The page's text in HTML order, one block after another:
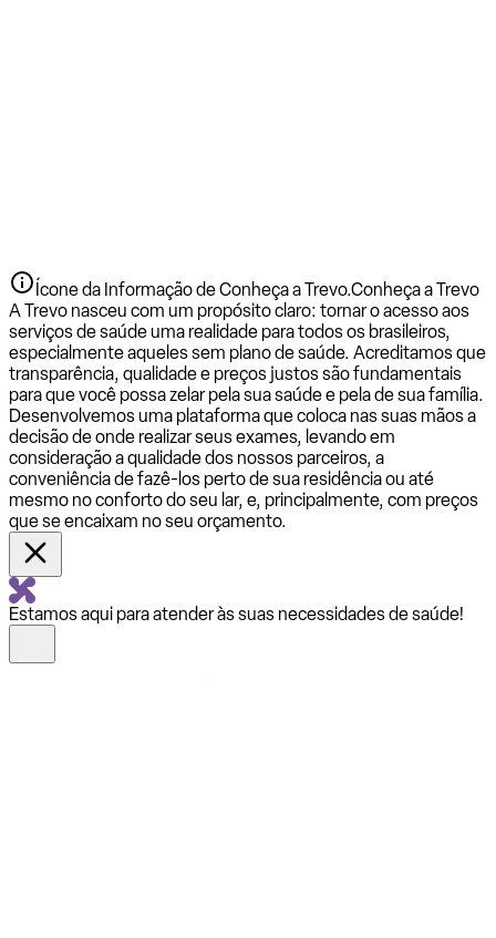
Ícone da Informação de Conheça a Trevo.Conheça a Trevo
A Trevo nasceu com um propósito claro: tornar o acesso aos
serviços de saúde uma realidade para todos os brasileiros,
especialmente aqueles sem plano de saúde. Acreditamos que
transparência, qualidade e preços justos são fundamentais
para que você possa zelar pela sua saúde e pela de sua família.
Desenvolvemos uma plataforma que coloca nas suas mãos a
decisão de onde realizar seus exames, levando em
consideração a qualidade dos nossos parceiros, a
conveniência de fazê-los perto de sua residência ou até
mesmo no conforto do seu lar, e, principalmente, com preços
que se encaixam no seu orçamento.
Estamos aqui para atender às suas necessidades de saúde!